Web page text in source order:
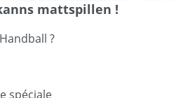
mattspillen !
?
spéciale